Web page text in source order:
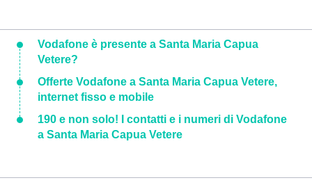
Vodafone è presente a Santa Maria Capua
Vetere?
Offerte Vodafone a Santa Maria Capua Vetere,
internet fisso e mobile
190 e non solo! I contatti e i numeri di Vodafone
a Santa Maria Capua Vetere